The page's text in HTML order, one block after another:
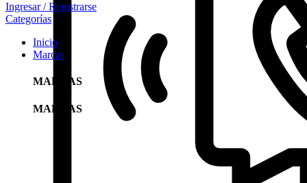
Ingresar / Registrarse
Categorías
Inicio
Marcas
MARCAS
MARCAS